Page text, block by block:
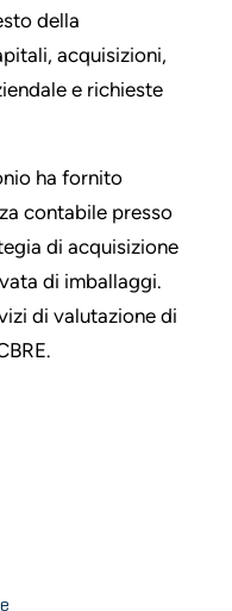
della
acquisizioni,
e richieste
ha fornito
contabile presso
di acquisizione
di imballaggi.
di valutazione di